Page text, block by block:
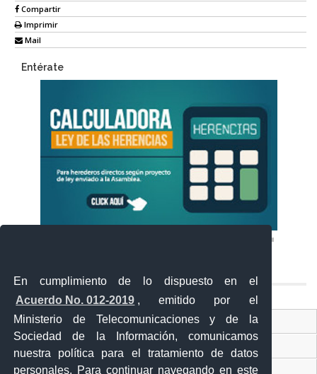
En cumplimiento de lo dispuesto en el
Acuerdo No. 012-2019 , emitido por el
Ministerio de Telecomunicaciones y de la
Sociedad de la Información, comunicamos
nuestra política para el tratamiento de datos
personales. Para continuar navegando en este
Compartir
Imprimir
Mail
Entérate
Ventanilla Única Virtual
Ventanilla Única de Comercio Exterior
Gobierno Abierto